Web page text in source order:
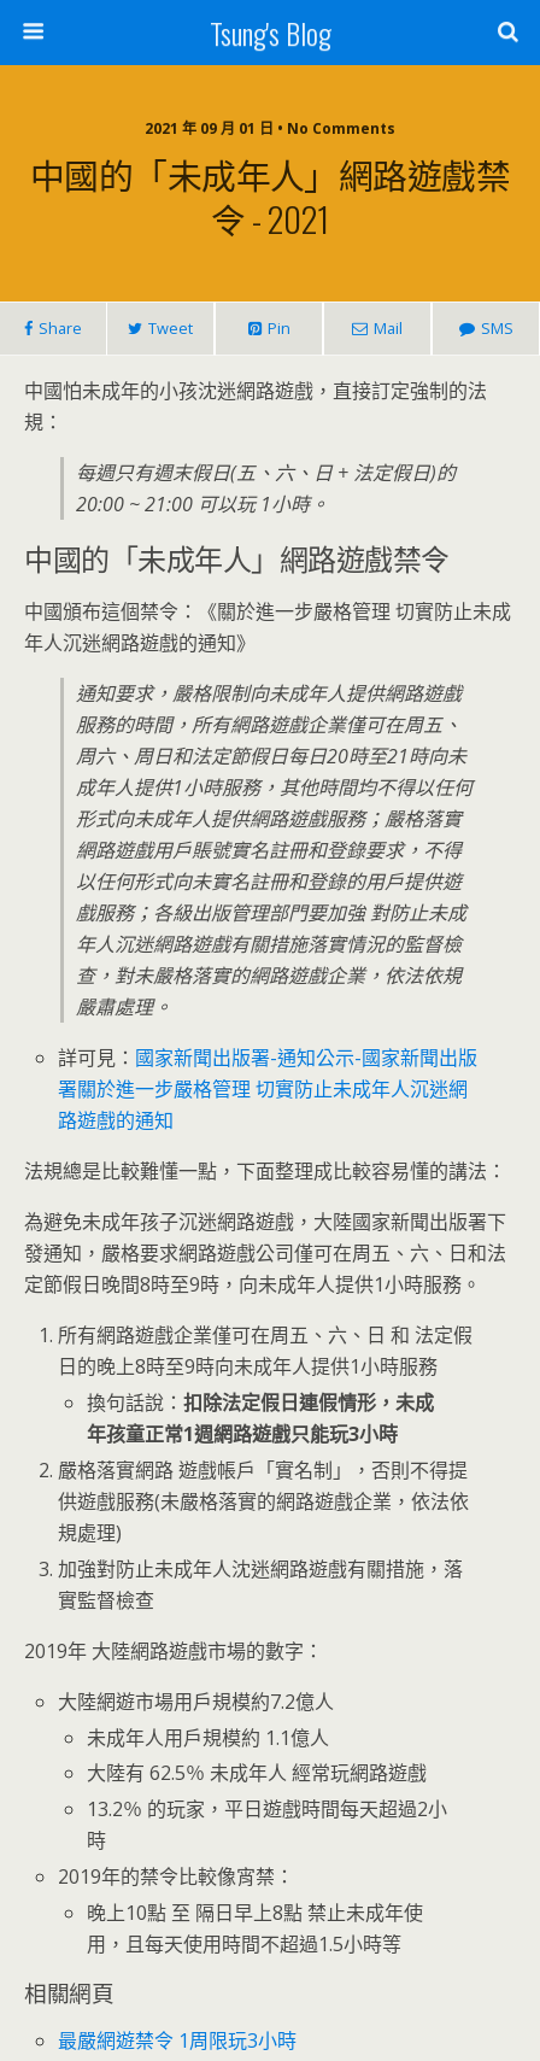
Tsung's Blog
2021 年 09 月 01 日 • No Comments
中國的「未成年人」網路遊戲禁
令 - 2021
Share Tweet Pin Mail SMS
中國怕未成年的小孩沈迷網路遊戲，直接訂定強制的法
規：
每週只有週末假日(五、六、日 + 法定假日)的
20:00 ~ 21:00 可以玩 1小時。
中國的「未成年人」網路遊戲禁令
中國頒布這個禁令：《關於進一步嚴格管理 切實防止未成
年人沉迷網路遊戲的通知》
通知要求，嚴格限制向未成年人提供網路遊戲
服務的時間，所有網路遊戲企業僅可在周五、
周六、周日和法定節假日每日20時至21時向未
成年人提供1小時服務，其他時間均不得以任何
形式向未成年人提供網路遊戲服務；嚴格落實
網路遊戲用戶賬號實名註冊和登錄要求，不得
以任何形式向未實名註冊和登錄的用戶提供遊
戲服務；各級出版管理部門要加強 對防止未成
年人沉迷網路遊戲有關措施落實情況的監督檢
查，對未嚴格落實的網路遊戲企業，依法依規
嚴肅處理。
詳可見： 國家新聞出版署-通知公示-國家新聞出版
署關於進一步嚴格管理 切實防止未成年人沉迷網
路遊戲的通知
法規總是比較難懂一點，下面整理成比較容易懂的講法：
為避免未成年孩子沉迷網路遊戲，大陸國家新聞出版署下
發通知，嚴格要求網路遊戲公司僅可在周五、六、日和法
定節假日晚間8時至9時，向未成年人提供1小時服務。
所有網路遊戲企業僅可在周五、六、日 和 法定假
日的晚上8時至9時向未成年人提供1小時服務
換句話說：扣除法定假日連假情形，未成
年孩童正常1週網路遊戲只能玩3小時
嚴格落實網路 遊戲帳戶「實名制」，否則不得提
供遊戲服務(未嚴格落實的網路遊戲企業，依法依
規處理)
加強對防止未成年人沈迷網路遊戲有關措施，落
實監督檢查
2019年 大陸網路遊戲市場的數字：
大陸網遊市場用戶規模約7.2億人
未成年人用戶規模約 1.1億人
大陸有 62.5％ 未成年人 經常玩網路遊戲
13.2％ 的玩家，平日遊戲時間每天超過2小
時
2019年的禁令比較像宵禁：
晚上10點 至 隔日早上8點 禁止未成年使
用，且每天使用時間不超過1.5小時等
相關網頁
最嚴網遊禁令 1周限玩3小時